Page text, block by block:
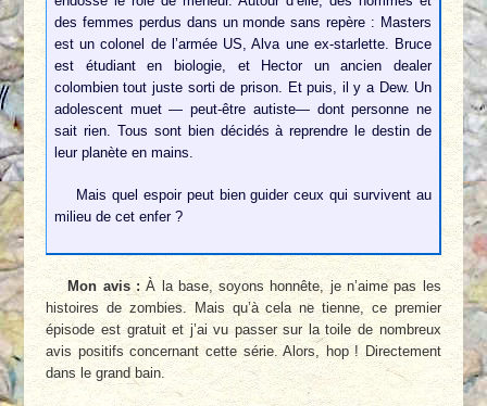
des femmes perdus dans un monde sans repère : Masters
est un colonel de l’armée US, Alva une ex-starlette. Bruce
est étudiant en biologie, et Hector un ancien dealer
colombien tout juste sorti de prison. Et puis, il y a Dew. Un
adolescent muet — peut-être autiste— dont personne ne
sait rien. Tous sont bien décidés à reprendre le destin de
leur planète en mains.
Mais quel espoir peut bien guider ceux qui survivent au
milieu de cet enfer ?
Mon avis :À la base, soyons honnête, je n’aime pas les
histoires de zombies. Mais qu’à cela ne tienne, ce premier
épisode est gratuit et j’ai vu passer sur la toile de nombreux
avis positifs concernant cette série. Alors, hop ! Directement
dans le grand bain.